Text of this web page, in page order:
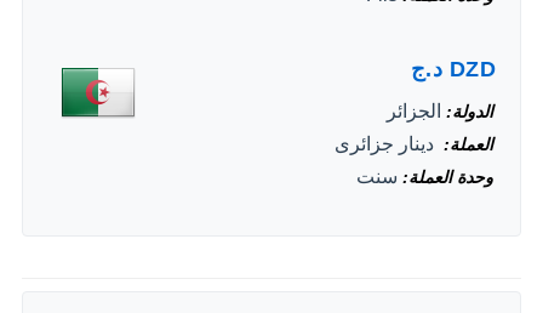
DZD د.ج
الدولة الجزائر
العملة ‏ دينار جزائرى
وحدة العملة سنت